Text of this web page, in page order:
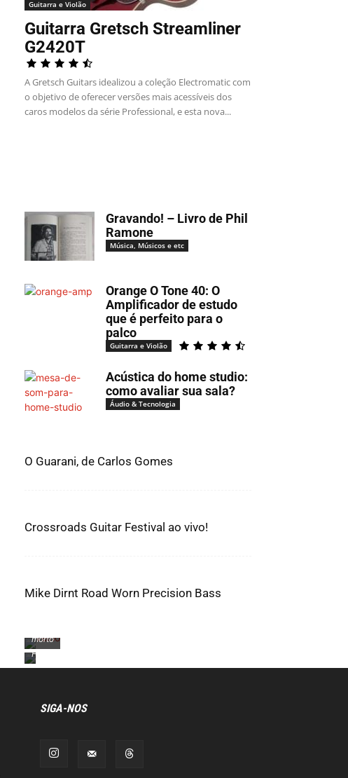
Guitarra e Violão
Guitarra Gretsch Streamliner
G2420T
A Gretsch Guitars idealizou a coleção Electromatic com
o objetivo de oferecer versões mais acessíveis dos
caros modelos da série Professional, e esta nova...
Gravando! – Livro de Phil
Ramone
Música, Músicos e etc
Orange O Tone 40: O
Amplificador de estudo
que é perfeito para o
palco
Guitarra e Violão
Acústica do home studio:
como avaliar sua sala?
Áudio & Tecnologia
O Guarani, de Carlos Gomes
Crossroads Guitar Festival ao vivo!
Mike Dirnt Road Worn Precision Bass
morto
mais
Pink
Floyd
SIGA-NOS